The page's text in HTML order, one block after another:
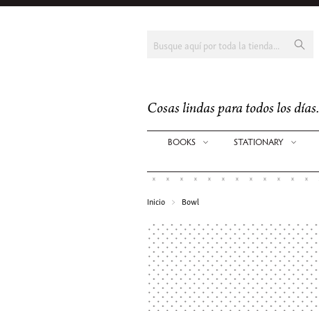
Cosas lindas para todos los días.
BOOKS STATIONARY
Inicio Bowl